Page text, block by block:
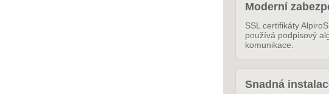
Moderní
SSL certifikáty
používá podpisový
komunikace.
Snadná